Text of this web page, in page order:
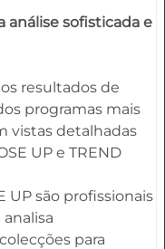
análise sofisticada e
resultados de
programas mais
vistas detalhadas
UP e TREND
UP são profissionais
para